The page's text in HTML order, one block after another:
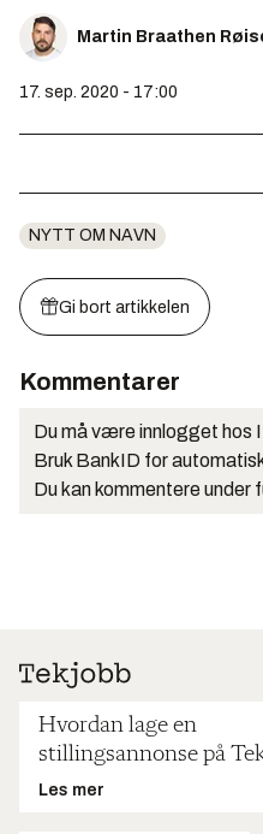
Martin Braathen
17. sep. 2020 - 17:00
NYTT OM NAVN
Gi bort artikkelen
Kommentarer
Du må være innlogget hos
Bruk BankID for
Du kan kommentere under
Hvordan lage en
stillingsannonse på
Les mer